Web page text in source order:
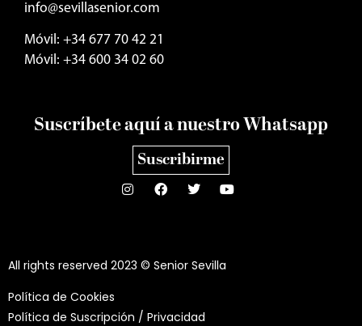
info@sevillasenior.com
Móvil: +34 677 70 42 21
Móvil: +34 600 34 02 60
Suscríbete aquí a nuestro Whatsapp
Suscribirme
All rights reserved 2023 © Senior Sevilla
Política de Cookies
Política de Suscripción / Privacidad